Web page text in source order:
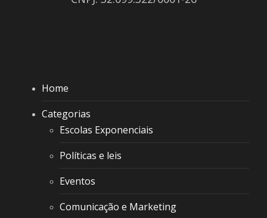
Home
Categorias
Escolas Exponenciais
Políticas e leis
Eventos
Comunicação e Marketing